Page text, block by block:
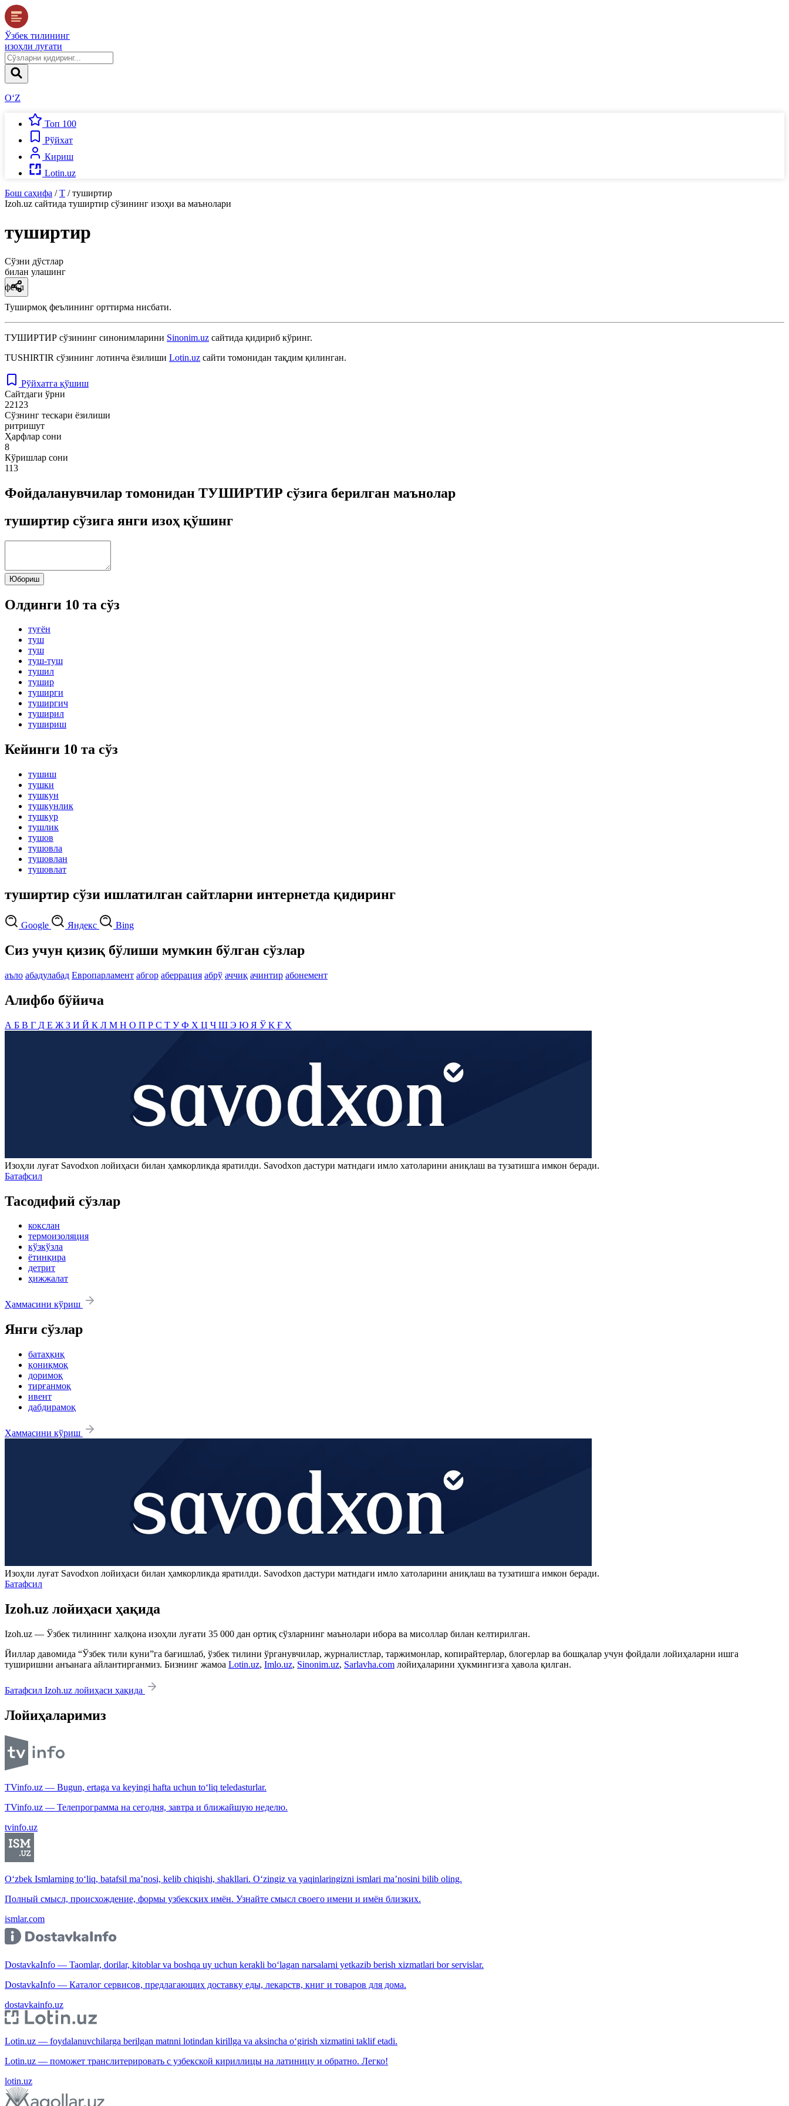
Ўзбек тилининг
изоҳли луғати
O‘Z
Топ 100
Рўйхат
Кириш
Lotin.uz
Бош саҳифа / Т / туширтир
Izoh.uz сайтида туширтир сўзининг изоҳи ва маънолари
туширтир
Сўзни дўстлар
билан улашинг
феъл
Туширмоқ феълининг орттирма нисбати.
ТУШИРТИР сўзининг синонимларини Sinonim.uz сайтида қидириб кўринг.
TUSHIRTIR сўзининг лотинча ёзилиши Lotin.uz сайти томонидан тақдим қилинган.
Рўйхатга қўшиш
Сайтдаги ўрни
22123
Сўзнинг тескари ёзилиши
ритришут
Ҳарфлар сони
8
Кўришлар сони
113
Фойдаланувчилар томонидан ТУШИРТИР сўзига берилган маънолар
туширтир сўзига янги изоҳ қўшинг
Юбориш
Олдинги 10 та сўз
туғён
туш
туш
туш-туш
тушил
тушир
туширги
туширгич
туширил
тушириш
Кейинги 10 та сўз
тушиш
тушки
тушкун
тушкунлик
тушкур
тушлик
тушов
тушовла
тушовлан
тушовлат
туширтир сўзи ишлатилган сайтларни интернетда қидиринг
Google Яндекс Bing
Сиз учун қизиқ бўлиши мумкин бўлган сўзлар
аъло абадулабад Европарламент абгор аберрация абрў аччиқ ачинтир абонемент
Алифбо бўйича
А Б В Г Д Е Ж З И Й К Л М Н О П Р С Т УФ Х Ц Ч Ш Э Ю Я ЎҚ Ғ Ҳ
Изоҳли луғат Savodxon лойиҳаси билан ҳамкорликда яратилди. Savodxon дастури матндаги имло хатоларини аниқлаш ва тузатишга имкон беради.
Батафсил
Тасодифий сўзлар
кокслан
термоизоляция
кўзкўзла
ётинқира
детрит
ҳижжалат
Ҳаммасини кўриш
Янги сўзлар
батаҳқиқ
қониқмоқ
доримоқ
тирғанмоқ
ивент
дабдирамоқ
Ҳаммасини кўриш
Изоҳли луғат Savodxon лойиҳаси билан ҳамкорликда яратилди. Savodxon дастури матндаги имло хатоларини аниқлаш ва тузатишга имкон беради.
Батафсил
Izoh.uz лойиҳаси ҳақида
Izoh.uz — Ўзбек тилининг халқона изоҳли луғати 35 000 дан ортиқ сўзларнинг маънолари ибора ва мисоллар билан келтирилган.
Йиллар давомида “Ўзбек тили куни”га бағишлаб, ўзбек тилини ўрганувчилар, журналистлар, таржимонлар, копирайтерлар, блогерлар ва бошқалар учун фойдали лойиҳаларни ишга
туширишни анъанага айлантирганмиз. Бизнинг жамоа Lotin.uz, Imlo.uz, Sinonim.uz, Sarlavha.com лойиҳаларини ҳукмингизга ҳавола қилган.
Батафсил Izoh.uz лойиҳаси ҳақида
Лойиҳаларимиз
TVinfo.uz — Bugun, ertaga va keyingi hafta uchun to‘liq teledasturlar.
TVinfo.uz — Телепрограмма на сегодня, завтра и ближайшую неделю.
tvinfo.uz
O‘zbek Ismlarning to‘liq, batafsil ma’nosi, kelib chiqishi, shakllari. O‘zingiz va yaqinlaringizni ismlari ma’nosini bilib oling.
Полный смысл, происхождение, формы узбекских имён. Узнайте смысл своего имени и имён близких.
ismlar.com
DostavkaInfo — Taomlar, dorilar, kitoblar va boshqa uy uchun kerakli bo‘lagan narsalarni yetkazib berish xizmatlari bor servislar.
DostavkaInfo — Каталог сервисов, предлагающих доставку еды, лекарств, книг и товаров для дома.
dostavkainfo.uz
Lotin.uz — foydalanuvchilarga berilgan matnni lotindan kirillga va aksincha o‘girish xizmatini taklif etadi.
Lotin.uz — поможет транслитерировать с узбекской кириллицы на латиницу и обратно. Легко!
lotin.uz